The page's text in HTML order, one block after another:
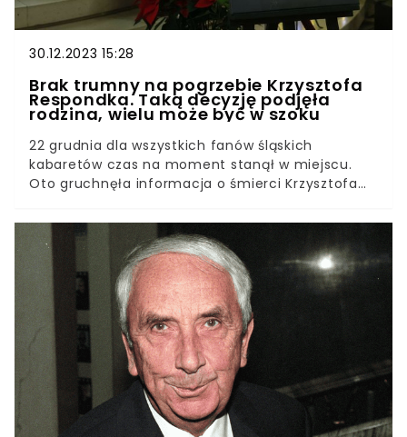
30.12.2023 15:28
Brak trumny na pogrzebie Krzysztofa
Respondka. Taką decyzję podjęła
rodzina, wielu może być w szoku
22 grudnia dla wszystkich fanów śląskich
kabaretów czas na moment stanął w miejscu.
Oto gruchnęła informacja o śmierci Krzysztofa
30 grudnia odbył się jego pogrzeb, na którym
działy się sceny niezwykłe. Jedną z nich był brak
trumny w kościele.